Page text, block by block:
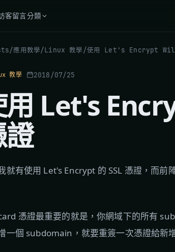
客留言分類
/應用教學/Linux 教學 /使用 Let's Encrypt
教學 2018/07/25
用 Let's
就有使用 Let's Encrypt 的 SSL 憑證，而
憑證最重要的就是，你網域下的所有
一個 subdomain，就要重簽一次憑證給新